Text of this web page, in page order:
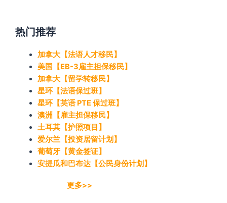
热门推荐
加拿大【法语人才移民】
美国【EB-3雇主担保移民】
加拿大【留学转移民】
星环【法语保过班】
星环【英语 PTE 保过班】
澳洲【雇主担保移民】
土耳其【护照项目】
爱尔兰【投资居留计划】
葡萄牙【黄金签证】
安提瓜和巴布达【公民身份计划】
更多>>